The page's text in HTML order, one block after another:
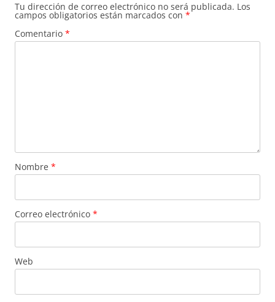
Tu dirección de correo electrónico no será publicada. Los
campos obligatorios están marcados con *
Comentario *
Nombre *
Correo electrónico *
Web